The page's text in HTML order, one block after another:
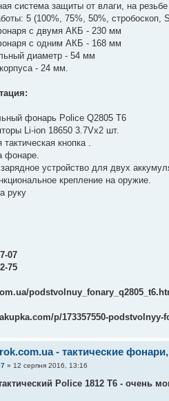
система защиты от влаги, на
5 (100%, 75%, 50%, стробоскоп,
с двумя АКБ - 230 мм
с одним АКБ - 168 мм
диаметр - 54 мм
- 24 мм.
фонарь Police Q2805 Т6
Li-ion 18650 3.7Vх2 шт.
тактическая кнопка .
фонаре.
устройство для двух
крепление на оружие.
руку
07
75
p/173357550-
- тактические
» 12 серпня 2016, 13:16
Police 1812 T6 - очень